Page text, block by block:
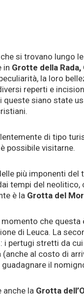
si trovano lungo le
in Grotte della
la loro
reperti e
siano state
di tipo
possibile visitarne.
più imponenti del
tempi del
è la Grotta del
che
di Leuca. La
i pertugi stretti da
al costo di
il
anche la Grotta